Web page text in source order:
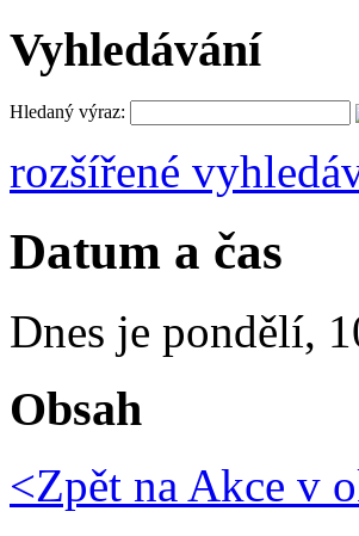
Vyhledávání
Hledaný výraz:
rozšířené
Datum a čas
Dnes je pondělí,
Obsah
<Zpět na Akce v